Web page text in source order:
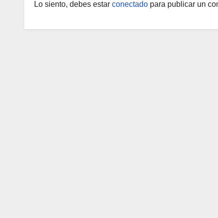
Lo siento, debes estar conectado para publicar un